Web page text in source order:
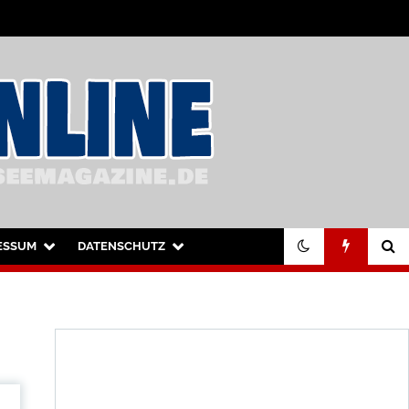
DATENSCHUTZ